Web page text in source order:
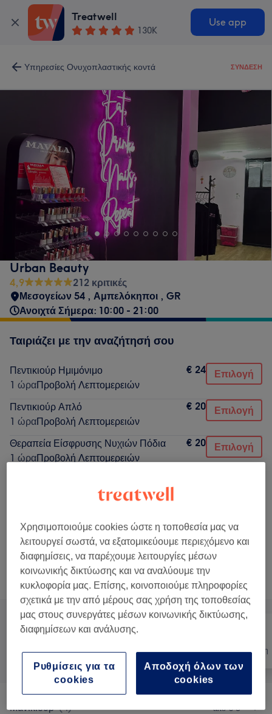
Treatwell
130K
Use app
Υπηρεσίες Ονυχοπλαστικής κοντά ΣΎΝΔΕΣΗ
Urban Beauty
4,9
212 κριτικές
Μεσογείων 54 , Αμπελόκηποι , GR
Ανοιχτά Σήμερα: 10:00 - 21:00
Ταιριάζει με την αναζήτησή σου
Πεντικιούρ Ημιμόνιμο
1 ώραΠροβολή Λεπτομερειών
€ 24 Επιλογή
Πεντικιούρ Απλό
1 ώραΠροβολή Λεπτομερειών
€ 20 Επιλογή
Θεραπεία Είσφρυσης Νυχιών Πόδια
1 ώραΠροβολή Λεπτομερειών
€ 20 Επιλογή
Προβολή Λεπτομερειών
1 ώραΠροβολή Λεπτομερειών
Δεν ήταν αυτό που έψαχνες;
Αναζήτηση υπηρεσιών
Όλα Νύχια Αποτρίχωση
Μανικιούρ (4) από € 5
Χρησιμοποιούμε cookies ώστε η τοποθεσία μας να
λειτουργεί σωστά, να εξατομικεύουμε περιεχόμενο και
διαφημίσεις, να παρέχουμε λειτουργίες μέσων
κοινωνικής δικτύωσης και να αναλύουμε την
κυκλοφορία μας. Επίσης, κοινοποιούμε πληροφορίες
σχετικά με την από μέρους σας χρήση της τοποθεσίας
μας στους συνεργάτες μέσων κοινωνικής δικτύωσης,
διαφημίσεων και ανάλυσης.
Αποδοχή όλων των
cookies
Ρυθμίσεις για τα
cookies